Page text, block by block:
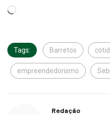
Tags: Barretos
empreendedorismo
Redação